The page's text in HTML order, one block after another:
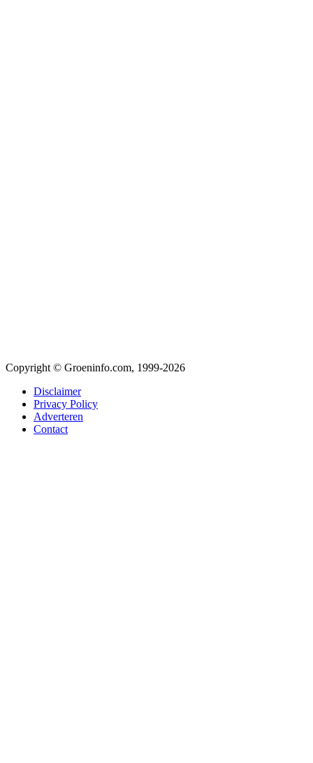
Copyright © Groeninfo.com, 1999-2026
Disclaimer
Privacy Policy
Adverteren
Contact